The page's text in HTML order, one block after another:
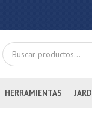
HERRAMIENTAS